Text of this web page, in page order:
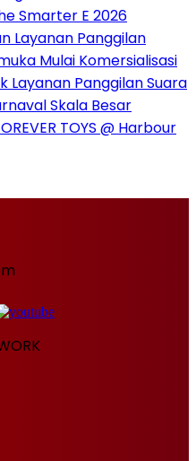
Smarter E 2026
Layanan Panggilan
Mulai Komersialisasi
Layanan Panggilan Suara
Skala Besar
TOYS @ Harbour